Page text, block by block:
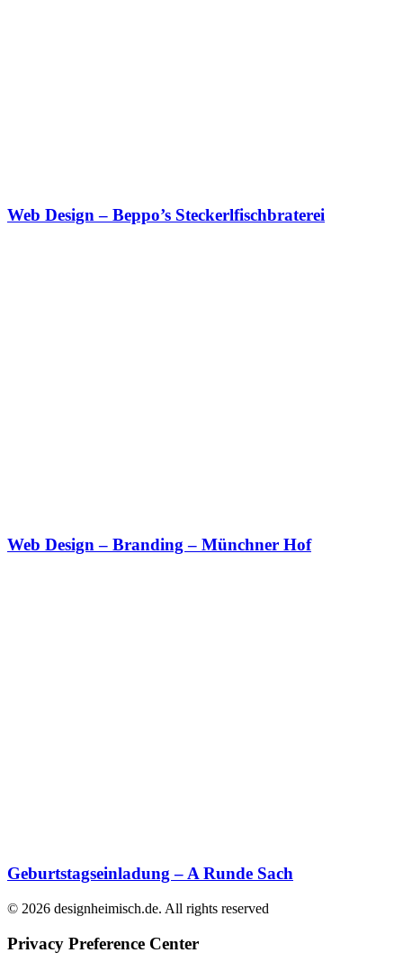
Web Design – Beppo’s Steckerlfischbraterei
Web Design – Branding – Münchner Hof
Geburtstagseinladung – A Runde Sach
© 2026 designheimisch.de. All rights reserved
Privacy Preference Center